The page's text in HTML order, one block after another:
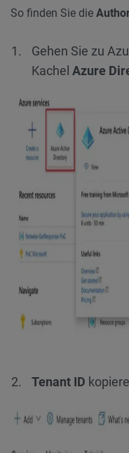
So finden Sie die
Gehen Sie zu
Kachel Azure
Tenant ID